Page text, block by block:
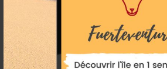
Cet article vous est proposé par
Alice ! Nous passons en
Fuerteventura et avons décidé